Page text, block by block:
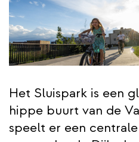
Het Sluispark is een
hippe buurt van de
speelt er een